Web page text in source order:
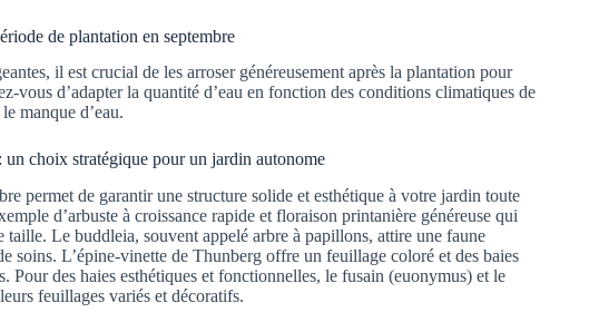
de plantation en septembre
il est crucial de les arroser généreusement après la plantation pour
vous d’adapter la quantité d’eau en fonction des conditions climatiques de
manque d’eau.
un choix stratégique pour un jardin autonome
permet de garantir une structure solide et esthétique à votre jardin toute
d’arbuste à croissance rapide et floraison printanière généreuse qui
taille. Le buddleia, souvent appelé arbre à papillons, attire une faune
soins. L’épine-vinette de Thunberg offre un feuillage coloré et des baies
Pour des haies esthétiques et fonctionnelles, le fusain (euonymus) et le
feuillages variés et décoratifs.